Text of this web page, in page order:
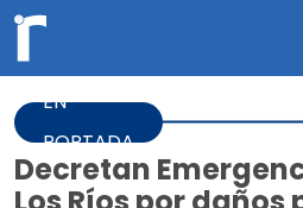
EN
PORTADA
Decretan